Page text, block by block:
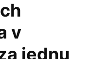
v
jednu